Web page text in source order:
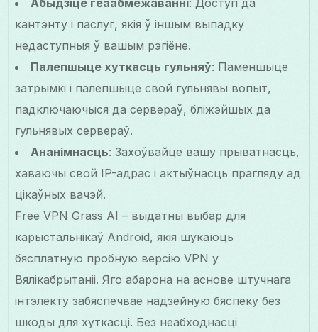
Абыдзіце геаабмежаванні: Доступ да
кантэнту і паслуг, якія ў іншым выпадку
недаступныя ў вашым рэгіёне.
Палепшыце хуткасць гульняў: Паменшыце
затрымкі і палепшыце свой гульнявы вопыт,
падключаючыся да сервераў, бліжэйшых да
гульнявых сервераў.
Ананімнасць: Захоўвайце вашу прыватнасць,
хаваючы свой IP-адрас і актыўнасць прагляду ад
цікаўных вачэй.
Free VPN Grass AI – выдатны выбар для
карыстальнікаў Android, якія шукаюць
бясплатную пробную версію VPN у
Вялікабрытаніі. Яго абарона на аснове штучнага
інтэлекту забяспечвае надзейную бяспеку без
шкоды для хуткасці. Без неабходнасці